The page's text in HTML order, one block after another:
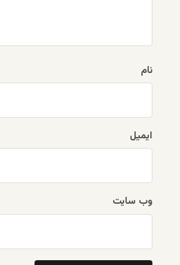
نام
ایمیل
وب‌ سایت